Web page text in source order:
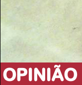
OPINIÃO